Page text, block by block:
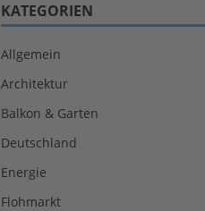
KATEGORIEN
Allgemein
Architektur
Balkon & Garten
Deutschland
Energie
Flohmarkt